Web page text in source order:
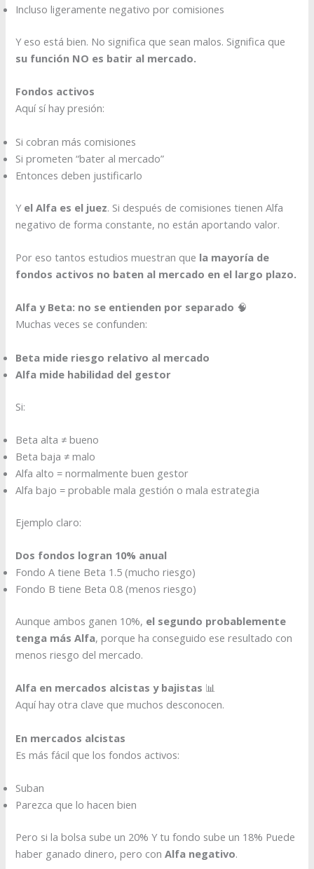
Incluso ligeramente negativo por comisiones
Y eso está bien. No significa que sean malos. Significa que
su función NO es batir al mercado.
Fondos activos
Aquí sí hay presión:
Si cobran más comisiones
Si prometen “bater al mercado”
Entonces deben justificarlo
Y el Alfa es el juez. Si después de comisiones tienen Alfa
negativo de forma constante, no están aportando valor.
Por eso tantos estudios muestran que la mayoría de
fondos activos no baten al mercado en el largo plazo.
Alfa y Beta: no se entienden por separado 🧠
Muchas veces se confunden:
Beta mide riesgo relativo al mercado
Alfa mide habilidad del gestor
Si:
Beta alta ≠ bueno
Beta baja ≠ malo
Alfa alto = normalmente buen gestor
Alfa bajo = probable mala gestión o mala estrategia
Ejemplo claro:
Dos fondos logran 10% anual
Fondo A tiene Beta 1.5 (mucho riesgo)
Fondo B tiene Beta 0.8 (menos riesgo)
Aunque ambos ganen 10%, el segundo probablemente
tenga más Alfa, porque ha conseguido ese resultado con
menos riesgo del mercado.
Alfa en mercados alcistas y bajistas 📊
Aquí hay otra clave que muchos desconocen.
En mercados alcistas
Es más fácil que los fondos activos:
Suban
Parezca que lo hacen bien
Pero si la bolsa sube un 20% Y tu fondo sube un 18% Puede
haber ganado dinero, pero conAlfa negativo.